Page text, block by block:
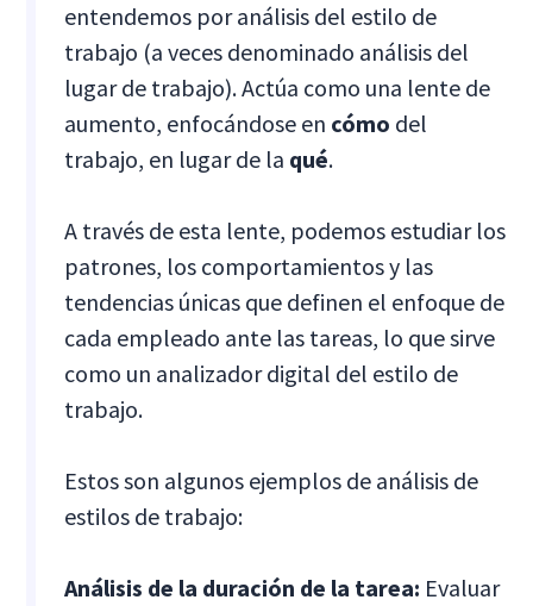
entendemos por análisis del estilo de
trabajo (a veces denominado análisis del
lugar de trabajo). Actúa como una lente de
aumento, enfocándose en cómo del
trabajo, en lugar de la qué.
A través de esta lente, podemos estudiar los
patrones, los comportamientos y las
tendencias únicas que definen el enfoque de
cada empleado ante las tareas, lo que sirve
como un analizador digital del estilo de
trabajo.
Estos son algunos ejemplos de análisis de
estilos de trabajo:
Análisis de la duración de la tarea: Evaluar